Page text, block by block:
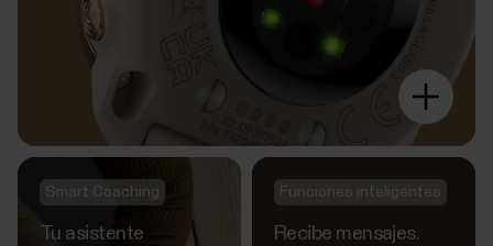
Smart Coaching
Tu asistente
Funciones inteligentes
Recibe mensajes.